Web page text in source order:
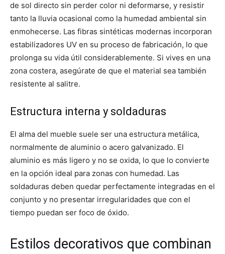
de sol directo sin perder color ni deformarse, y resistir
tanto la lluvia ocasional como la humedad ambiental sin
enmohecerse. Las fibras sintéticas modernas incorporan
estabilizadores UV en su proceso de fabricación, lo que
prolonga su vida útil considerablemente. Si vives en una
zona costera, asegúrate de que el material sea también
resistente al salitre.
Estructura interna y soldaduras
El alma del mueble suele ser una estructura metálica,
normalmente de aluminio o acero galvanizado. El
aluminio es más ligero y no se oxida, lo que lo convierte
en la opción ideal para zonas con humedad. Las
soldaduras deben quedar perfectamente integradas en el
conjunto y no presentar irregularidades que con el
tiempo puedan ser foco de óxido.
Estilos decorativos que combinan